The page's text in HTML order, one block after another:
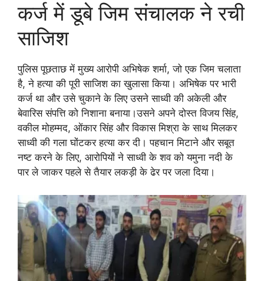
कर्ज में डूबे जिम संचालक ने रची
साजिश
पुलिस पूछताछ में मुख्य आरोपी अभिषेक शर्मा, जो एक जिम चलाता
है, ने हत्या की पूरी साजिश का खुलासा किया। अभिषेक पर भारी
कर्ज था और उसे चुकाने के लिए उसने साध्वी की अकेली और
बेवारिस संपत्ति को निशाना बनाया।उसने अपने दोस्त विजय सिंह,
वकील मोहम्मद, ओंकार सिंह और विकास मिश्रा के साथ मिलकर
साध्वी की गला घोंटकर हत्या कर दी। पहचान मिटाने और सबूत
नष्ट करने के लिए, आरोपियों ने साध्वी के शव को यमुना नदी के
पार ले जाकर पहले से तैयार लकड़ी के ढेर पर जला दिया।